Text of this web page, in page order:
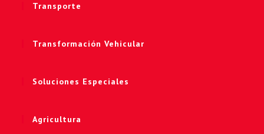
Transporte
Transformación Vehicular
Soluciones Especiales
Agricultura